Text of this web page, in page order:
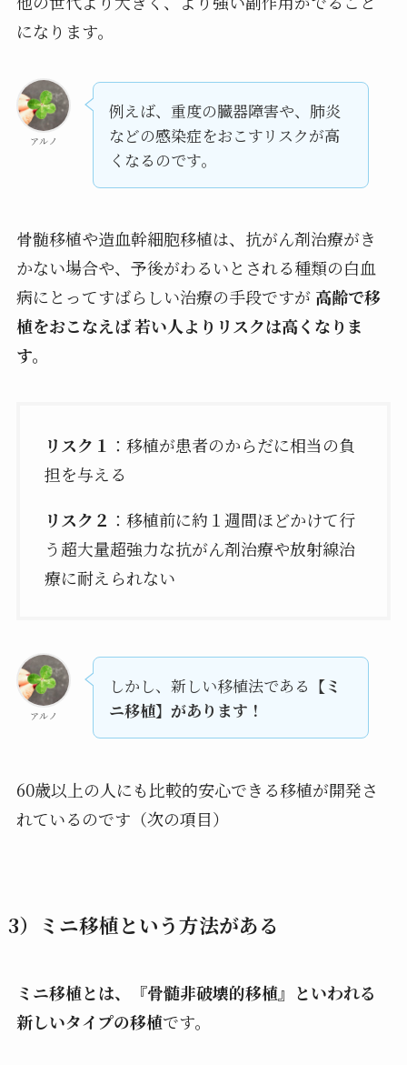
になります。
アルノ
例えば、重度の臓器障害や、肺炎
などの感染症をおこすリスクが高
くなるのです。
骨髄移植や造血幹細胞移植は、抗がん剤治療がき
かない場合や、予後がわるいとされる種類の白血
病にとってすばらしい治療の手段ですが 高齢で移
植をおこなえば 若い人よりリスクは高くなりま
す。
リスク１ ：移植が患者のからだに相当の負
担を与える
リスク２ ：移植前に約１週間ほどかけて行
う超大量超強力な抗がん剤治療や放射線治
療に耐えられない
アルノ
しかし、新しい移植法である 【ミ
ニ移植】があります！
60歳以上の人にも比較的安心できる移植が開発さ
れているのです（次の項目）
3）ミニ移植という方法がある
ミニ移植とは、『骨髄非破壊的移植』といわれる
新しいタイプの移植です。